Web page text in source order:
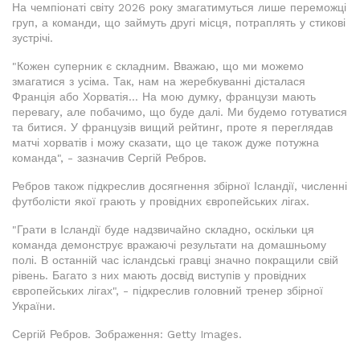
На чемпіонаті світу 2026 року змагатимуться лише переможці
груп, а команди, що займуть другі місця, потраплять у стикові
зустрічі.
"Кожен суперник є складним. Вважаю, що ми можемо
змагатися з усіма. Так, нам на жеребкуванні дісталася
Франція або Хорватія... На мою думку, французи мають
перевагу, але побачимо, що буде далі. Ми будемо готуватися
та битися. У французів вищий рейтинг, проте я переглядав
матчі хорватів і можу сказати, що це також дуже потужна
команда", - зазначив Сергій Ребров.
Ребров також підкреслив досягнення збірної Ісландії, численні
футболісти якої грають у провідних європейських лігах.
"Грати в Ісландії буде надзвичайно складно, оскільки ця
команда демонструє вражаючі результати на домашньому
полі. В останній час ісландські гравці значно покращили свій
рівень. Багато з них мають досвід виступів у провідних
європейських лігах", - підкреслив головний тренер збірної
України.
Сергій Ребров. Зображення: Getty Images.